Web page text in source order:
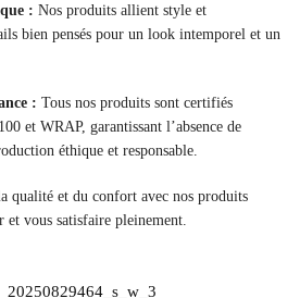
: Nos produits allient style et
bien pensés pour un look intemporel et un
: Tous nos produits sont certifiés
et WRAP, garantissant l’absence de
éthique et responsable.
qualité et du confort avec nos produits
vous satisfaire pleinement.
20250829464_s_w_3